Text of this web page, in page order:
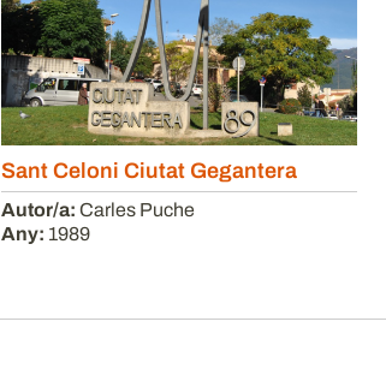
Sant Celoni Ciutat Gegantera
Autor/a: Carles Puche
Any: 1989